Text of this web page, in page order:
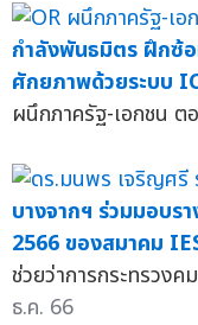
กำลังพันธมิตร ฝึกซ้
ศักยภาพด้วยระบบ
ผนึกภาครัฐ-เอกชน ต
บางจากฯ ร่วมมอบร
2566 ของสมาคม
ช่วยว่าการกระทรวง
ธ.ค. 66